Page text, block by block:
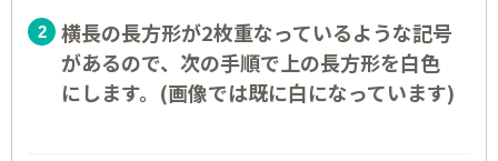
横長の長方形が2枚重なっているような記号
があるので、次の手順で上の長方形を白色
にします。(画像では既に白になっています)